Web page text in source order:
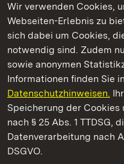
Wir verwenden Cookies,
Webseiten-Erlebnis zu
sich dabei um Cookies,
notwendig sind. Zudem
sowie anonymen
Informationen finden Sie
Datenschutzhinweisen.
Speicherung der
nach § 25 Abs. 1 TTDSG,
Datenverarbeitung nach
DSGVO.
Kommen. Staunen.
Schloss Favorite Rastatt
Staatliche Schlösser und
Kontakt